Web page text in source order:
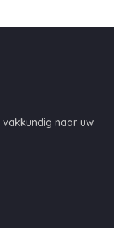
naar uw